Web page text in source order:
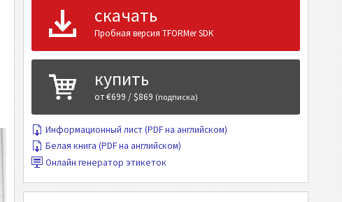
скачать
Пробная версия TFORMer SDK
купить
от €699 / $869 (подписка)
Информационный лист (PDF на английском)
Белая книга (PDF на английском)
Онлайн генератор этикеток